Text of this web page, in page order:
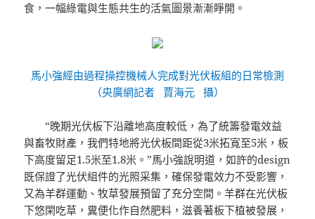
食，一幅綠電與生態共生的活氣圖景漸漸睜開。
馬小強經由過程操控機械人完成對光伏板組的日常檢測
（央廣網記者 賈海元 攝）
“晚期光伏板下沿離地高度較低，為了統籌發電效益
與畜牧財產，我們特地將光伏板間距從3米拓寬至5米，板
下高度留足1.5米至1.8米。”馬小強說明道，如許的design
既保證了光伏組件的光照采集，確保發電效力不受影響，
又為羊群運動、牧草發展預留了充分空間。羊群在光伏板
下悠閑吃草，糞便化作自然肥料，滋養著板下植被發展，